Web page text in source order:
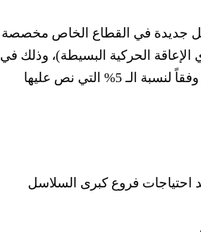
جديدة في القطاع الخاص مخصصة
الحركية البسيطة)، وذلك في
وفقاً لنسبة الـ 5% التي نص عليها
فروع كبرى السلاسل